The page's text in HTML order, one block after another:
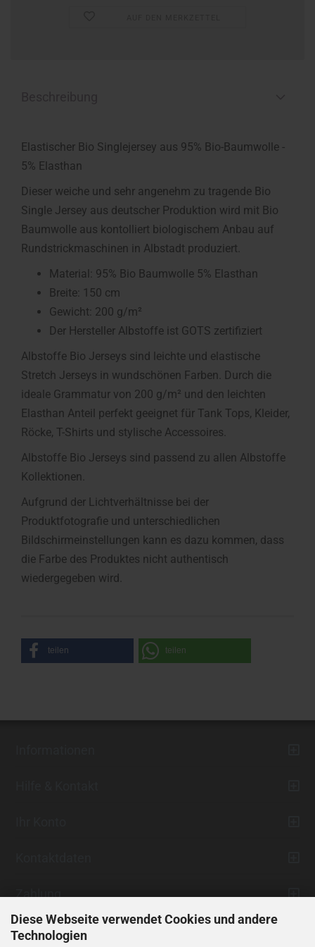
Diese Webseite verwendet Cookies und andere
Technologien
Elastischer Bio Singlejersey aus 95% Bio-Baumwolle -
5% Elasthan
Dieser weiche und sehr angenehm zu tragende Bio
Single Jersey aus deutscher Produktion wird mit Bio
Baumwolle aus kontolliert biologischem Anbau auf
Rundstrickmaschinen in Albstadt produziert.
Material: 95% Bio Baumwolle 5% Elasthan
Breite: 150 cm
Gewicht: 200 g/m²
Der Hersteller Albstoffe ist GOTS zertifiziert
Albstoffe Bio Jerseys sind leichte und elastische
Stretch Jerseys in wundschönen Farben. Durch die
ideale Grammatur von 200 g/m² und den leichten
Elasthan Anteil perfekt geeignet für Tank Tops, Kleider,
Röcke, T-Shirts und stylische Accessoires.
Albstoffe Bio Jerseys sind passend zu allen Albstoffe
Kollektionen.
Aufgrund der Lichtverhältnisse bei der
Produktfotografie und unterschiedlichen
Bildschirmeinstellungen kann es dazu kommen, dass
die Farbe des Produktes nicht authentisch
wiedergegeben wird.
teilen teilen
Zahlung